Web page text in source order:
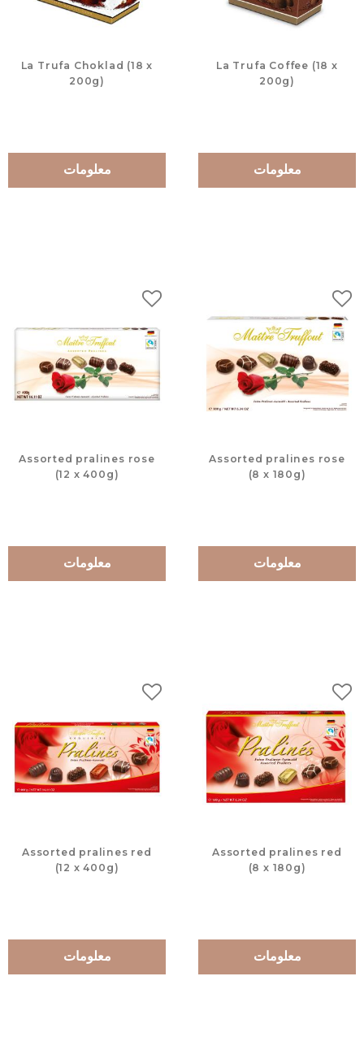
La Trufa Choklad (18 x
200g)
معلومات
La Trufa Coffee (18 x
200g)
معلومات
Assorted pralines rose
(12 x 400g)
إضافة إلى المفضلات
معلومات
Assorted pralines rose
(8 x 180g)
معلومات
Assorted pralines red
(12 x 400g)
إضافة إلى المفضلات
معلومات
Assorted pralines red
(8 x 180g)
معلومات